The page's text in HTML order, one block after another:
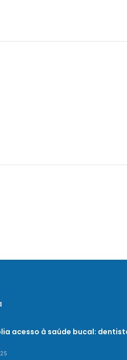
acesso à saúde bucal: